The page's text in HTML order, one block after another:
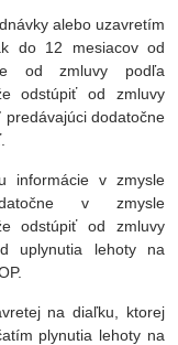
alebo uzavretím
do 12 mesiacov od
od zmluvy podľa
odstúpiť od zmluvy
dodatočne
informácie v zmysle
v zmysle
odstúpiť od zmluvy
uplynutia lehoty na
na diaľku, ktorej
plynutia lehoty na